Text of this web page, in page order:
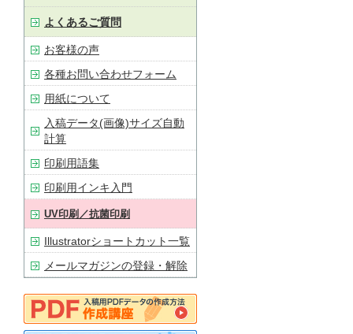
よくあるご質問
お客様の声
各種お問い合わせフォーム
用紙について
入稿データ(画像)サイズ自動
計算
印刷用語集
印刷用インキ入門
UV印刷／抗菌印刷
Illustratorショートカット一覧
メールマガジンの登録・解除